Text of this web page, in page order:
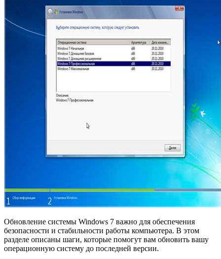
Обновление системы Windows 7 важно для обеспечения
безопасности и стабильности работы компьютера. В этом
разделе описаны шаги, которые помогут вам обновить вашу
операционную систему до последней версии.